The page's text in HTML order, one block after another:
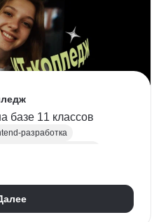
базе 11 классов
разработка